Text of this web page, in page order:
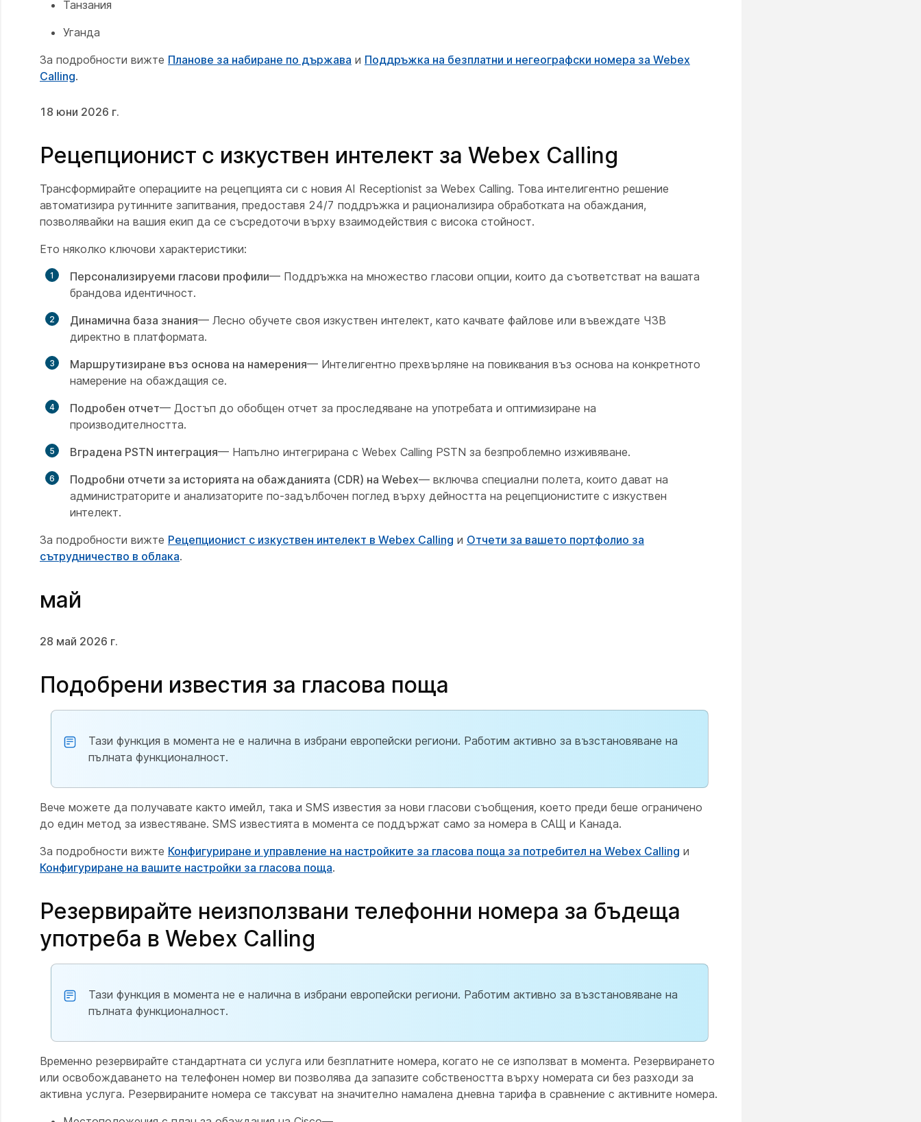
Танзания
Уганда
За подробности вижте Планове за набиране по държава и Поддръжка на безплатни и негеографски номера за Webex
Calling.
18 юни 2026 г.
Рецепционист с изкуствен интелект за Webex Calling
Трансформирайте операциите на рецепцията си с новия AI Receptionist за Webex Calling. Това интелигентно решение
автоматизира рутинните запитвания, предоставя 24/7 поддръжка и рационализира обработката на обаждания,
позволявайки на вашия екип да се съсредоточи върху взаимодействия с висока стойност.
Ето няколко ключови характеристики:
Персонализируеми гласови профили— Поддръжка на множество гласови опции, които да съответстват на вашата
брандова идентичност.
Динамична база знания— Лесно обучете своя изкуствен интелект, като качвате файлове или въвеждате ЧЗВ
директно в платформата.
Маршрутизиране въз основа на намерения— Интелигентно прехвърляне на повиквания въз основа на конкретното
намерение на обаждащия се.
Подробен отчет— Достъп до обобщен отчет за проследяване на употребата и оптимизиране на
производителността.
Вградена PSTN интеграция— Напълно интегрирана с Webex Calling PSTN за безпроблемно изживяване.
Подробни отчети за историята на обажданията (CDR) на Webex— включва специални полета, които дават на
администраторите и анализаторите по-задълбочен поглед върху дейността на рецепционистите с изкуствен
интелект.
За подробности вижте Рецепционист с изкуствен интелект в Webex Calling и Отчети за вашето портфолио за
сътрудничество в облака.
май
28 май 2026 г.
Подобрени известия за гласова поща
Тази функция в момента не е налична в избрани европейски региони. Работим активно за възстановяване на
пълната функционалност.
Вече можете да получавате както имейл, така и SMS известия за нови гласови съобщения, което преди беше ограничено
до един метод за известяване. SMS известията в момента се поддържат само за номера в САЩ и Канада.
За подробности вижте Конфигуриране и управление на настройките за гласова поща за потребител на Webex Calling и
Конфигуриране на вашите настройки за гласова поща.
Резервирайте неизползвани телефонни номера за бъдеща
употреба в Webex Calling
Тази функция в момента не е налична в избрани европейски региони. Работим активно за възстановяване на
пълната функционалност.
Временно резервирайте стандартната си услуга или безплатните номера, когато не се използват в момента. Резервирането
или освобождаването на телефонен номер ви позволява да запазите собствеността върху номерата си без разходи за
активна услуга. Резервираните номера се таксуват на значително намалена дневна тарифа в сравнение с активните номера.